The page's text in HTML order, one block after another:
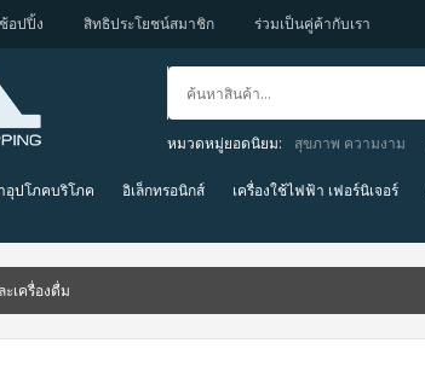
อปปิ้ง สิทธิประโยชน์สมาชิก ร่วมเป็นคู่ค้ากับเรา
หมวดหมู่ยอดนิยม: สุขภาพ ความงาม
อุปโภคบริโภค อิเล็กทรอนิกส์ เครื่องใช้ไฟฟ้า เฟอร์นิเจอร์
เครื่องดื่ม